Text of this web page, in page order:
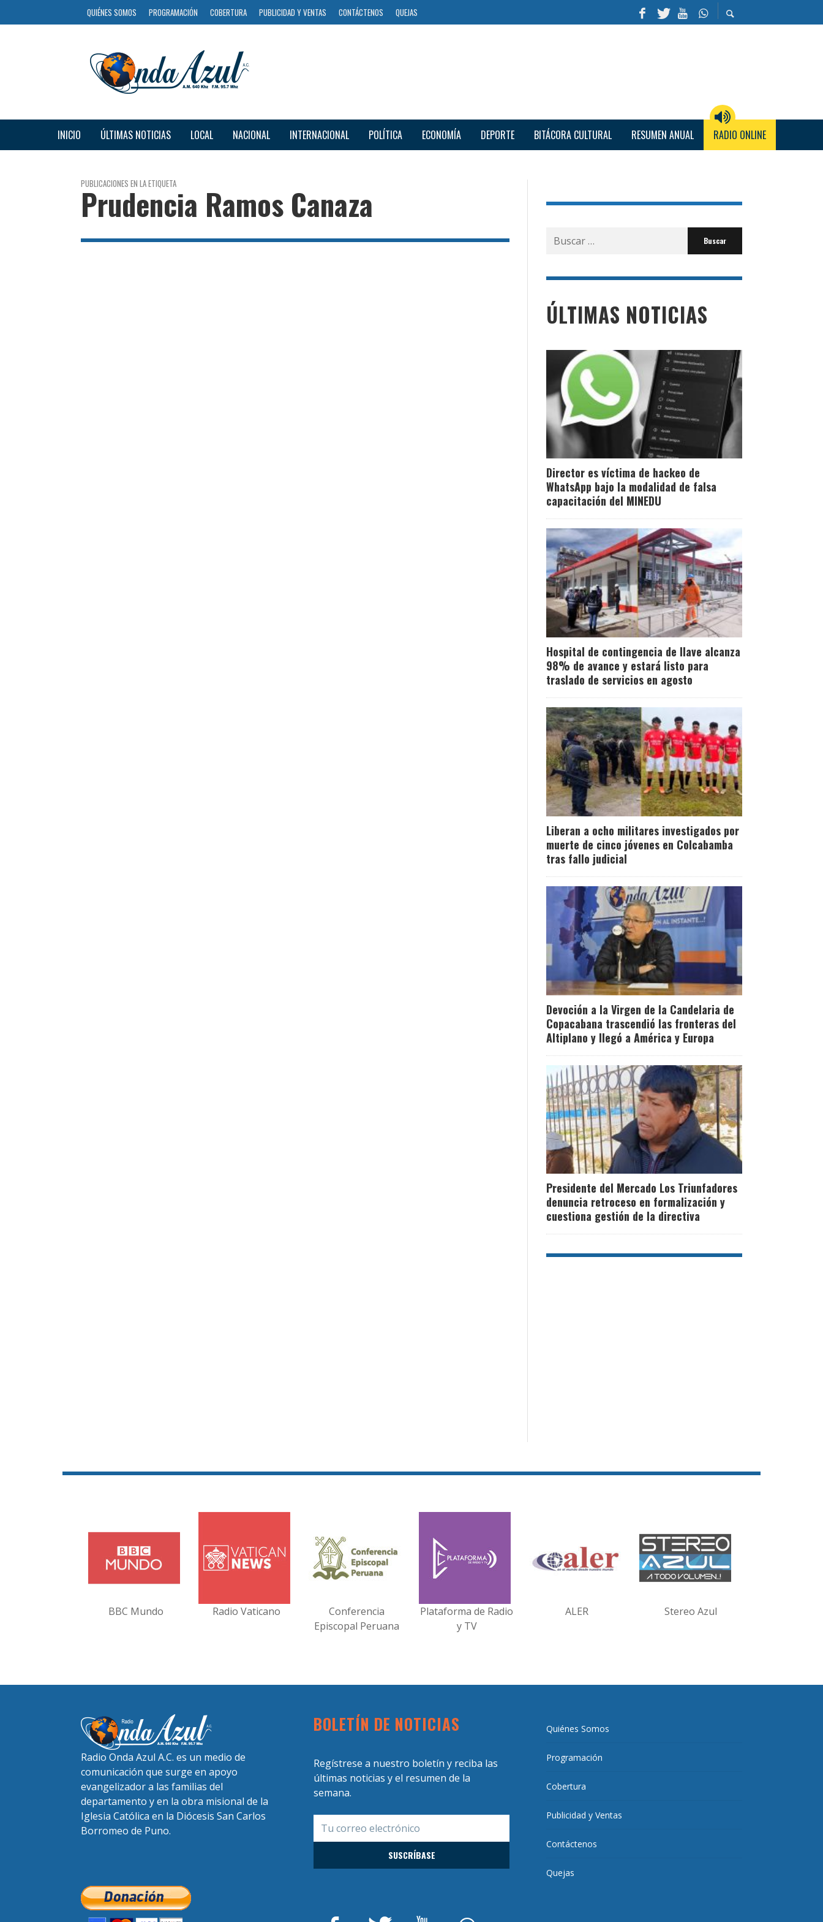
QUIÉNES SOMOS PROGRAMACIÓN COBERTURA PUBLICIDAD Y VENTAS CONTÁCTENOS QUEJAS
INICIO ÚLTIMAS NOTICIAS LOCAL NACIONAL INTERNACIONAL POLÍTICA ECONOMÍA DEPORTE BITÁCORA CULTURAL RESUMEN ANUAL RADIO ONLINE
PUBLICACIONES EN LA ETIQUETA
Prudencia Ramos Canaza
Buscar
por:
ÚLTIMAS NOTICIAS
Director es víctima de hackeo de
WhatsApp bajo la modalidad de falsa
capacitación del MINEDU
Hospital de contingencia de Ilave alcanza
98% de avance y estará listo para
traslado de servicios en agosto
Liberan a ocho militares investigados por
muerte de cinco jóvenes en Colcabamba
tras fallo judicial
Devoción a la Virgen de la Candelaria de
Copacabana trascendió las fronteras del
Altiplano y llegó a América y Europa
Presidente del Mercado Los Triunfadores
denuncia retroceso en formalización y
cuestiona gestión de la directiva
BBC Mundo Radio Vaticano
Conferencia
Episcopal Peruana
Plataforma de Radio
y TV
ALER Stereo Azul
Radio Onda Azul A.C. es un medio de
comunicación que surge en apoyo
evangelizador a las familias del
departamento y en la obra misional de la
Iglesia Católica en la Diócesis San Carlos
Borromeo de Puno.
BOLETÍN DE NOTICIAS
Regístrese a nuestro boletín y reciba las
últimas noticias y el resumen de la
semana.
Quiénes Somos
Programación
Cobertura
Publicidad y Ventas
Contáctenos
Quejas